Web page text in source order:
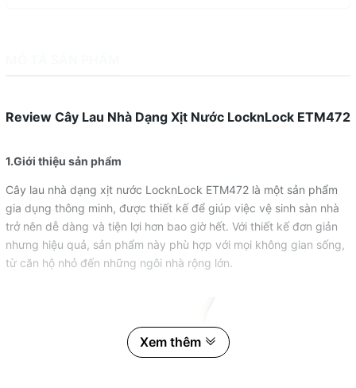
Review Cây Lau Nhà Dạng Xịt Nước LocknLock ETM472
1.Giới thiệu sản phẩm
Cây lau nhà dạng xịt nước LocknLock ETM472 là một sản phẩm
gia dụng thông minh, được thiết kế để giúp việc vệ sinh sàn nhà
trở nên dễ dàng và tiện lợi hơn bao giờ hết. Với thiết kế đơn giản
nhưng hiệu quả, sản phẩm này phù hợp với mọi không gian sống,
từ căn hộ nhỏ đến những ngôi nhà rộng lớn.
Xem thêm